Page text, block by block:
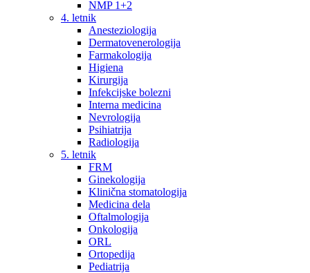
NMP 1+2
4. letnik
Anesteziologija
Dermatovenerologija
Farmakologija
Higiena
Kirurgija
Infekcijske bolezni
Interna medicina
Nevrologija
Psihiatrija
Radiologija
5. letnik
FRM
Ginekologija
Klinična stomatologija
Medicina dela
Oftalmologija
Onkologija
ORL
Ortopedija
Pediatrija